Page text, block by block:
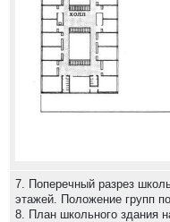
7. Поперечный разрез
этажей. Положение групп
8. План школьного здания